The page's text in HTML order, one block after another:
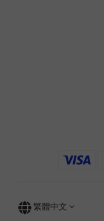
繁體中文